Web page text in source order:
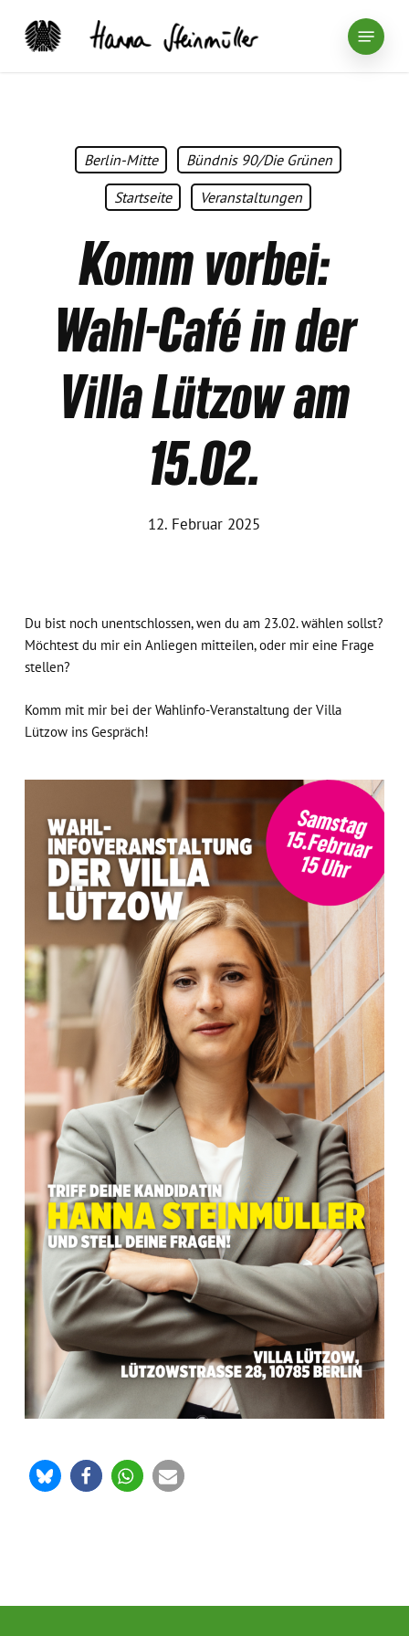
Menu
Berlin-Mitte Bündnis 90/Die Grünen
Startseite Veranstaltungen
Komm vorbei:
Wahl-Café in der
Villa Lützow am
15.02.
12. Februar 2025
Du bist noch unentschlossen, wen du am 23.02. wählen sollst?
Möchtest du mir ein Anliegen mitteilen, oder mir eine Frage
stellen?
Komm mit mir bei der Wahlinfo-Veranstaltung der Villa
Lützow ins Gespräch!